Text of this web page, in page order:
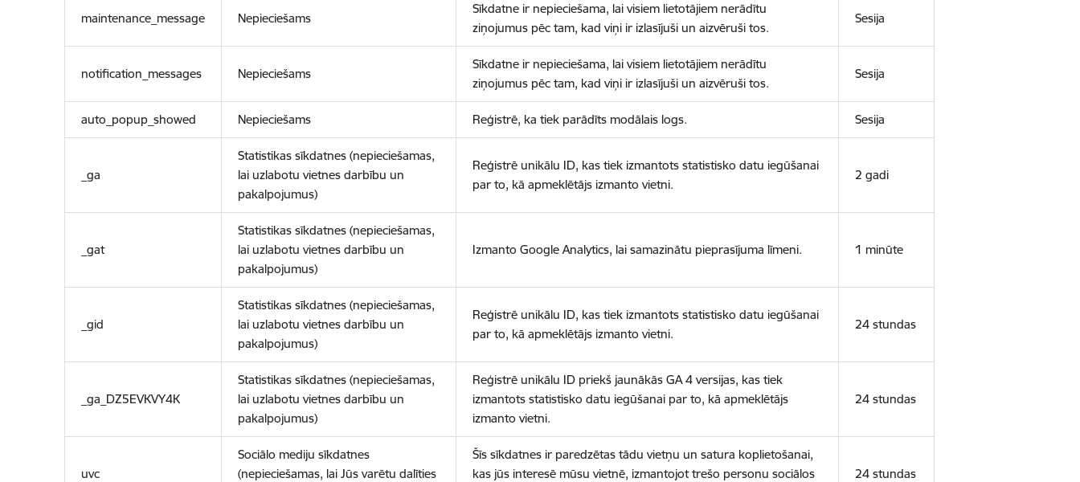
maintenance_message Nepieciešams
Sīkdatne ir nepieciešama, lai visiem lietotājiem nerādītu
ziņojumus pēc tam, kad viņi ir izlasījuši un aizvēruši tos.
Sesija
notification_messages Nepieciešams
Sīkdatne ir nepieciešama, lai visiem lietotājiem nerādītu
ziņojumus pēc tam, kad viņi ir izlasījuši un aizvēruši tos.
Sesija
auto_popup_showed Nepieciešams Reģistrē, ka tiek parādīts modālais logs. Sesija
_ga
Statistikas sīkdatnes (nepieciešamas,
lai uzlabotu vietnes darbību un
pakalpojumus)
Reģistrē unikālu ID, kas tiek izmantots statistisko datu iegūšanai
par to, kā apmeklētājs izmanto vietni.
2 gadi
_gat
Statistikas sīkdatnes (nepieciešamas,
lai uzlabotu vietnes darbību un
pakalpojumus)
Izmanto Google Analytics, lai samazinātu pieprasījuma līmeni. 1 minūte
_gid
Statistikas sīkdatnes (nepieciešamas,
lai uzlabotu vietnes darbību un
pakalpojumus)
Reģistrē unikālu ID, kas tiek izmantots statistisko datu iegūšanai
par to, kā apmeklētājs izmanto vietni.
24 stundas
_ga_DZ5EVKVY4K
Statistikas sīkdatnes (nepieciešamas,
lai uzlabotu vietnes darbību un
pakalpojumus)
Reģistrē unikālu ID priekš jaunākās GA 4 versijas, kas tiek
izmantots statistisko datu iegūšanai par to, kā apmeklētājs
izmanto vietni.
24 stundas
uvc
Sociālo mediju sīkdatnes
(nepieciešamas, lai Jūs varētu dalīties
Šīs sīkdatnes ir paredzētas tādu vietņu un satura koplietošanai,
kas jūs interesē mūsu vietnē, izmantojot trešo personu sociālos
24 stundas